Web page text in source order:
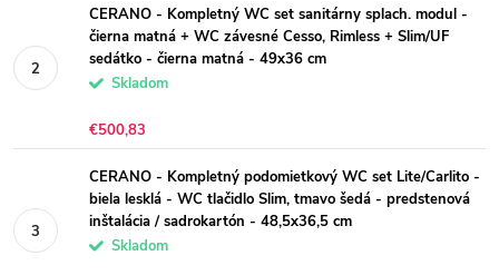
CERANO - Kompletný WC set sanitárny splach. modul -
čierna matná + WC závesné Cesso, Rimless + Slim/UF
sedátko - čierna matná - 49x36 cm
Skladom
€500,83
CERANO - Kompletný podomietkový WC set Lite/Carlito -
biela lesklá - WC tlačidlo Slim, tmavo šedá - predstenová
inštalácia / sadrokartón - 48,5x36,5 cm
Skladom